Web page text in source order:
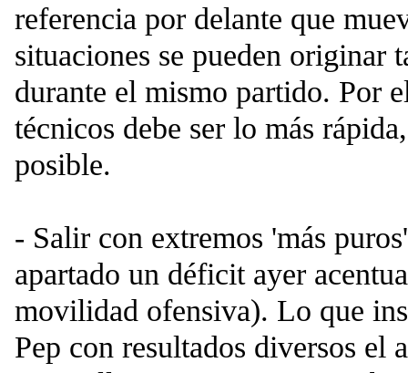
referencia por delante que
situaciones se pueden originar
durante el mismo partido. Por
técnicos debe ser lo más
posible.
- Salir con extremos 'más
apartado un déficit ayer
movilidad ofensiva). Lo que
Pep con resultados diversos el